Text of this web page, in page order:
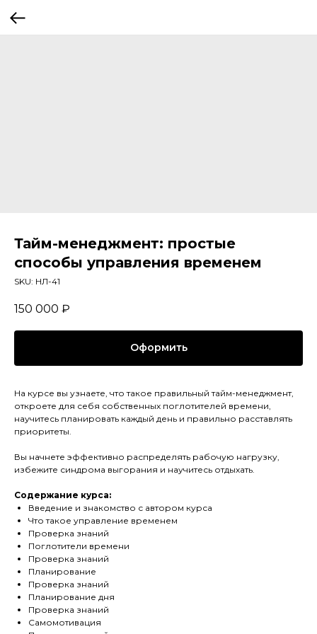
Тайм-менеджмент: простые
способы управления временем
SKU: НЛ-41
150 000 ₽
Оформить
На курсе вы узнаете, что такое правильный тайм-менеджмент,
откроете для себя собственных поглотителей времени,
научитесь планировать каждый день и правильно расставлять
приоритеты.
Вы начнете эффективно распределять рабочую нагрузку,
избежите синдрома выгорания и научитесь отдыхать.
Содержание курса:
Введение и знакомство с автором курса
Что такое управление временем
Проверка знаний
Поглотители времени
Проверка знаний
Планирование
Проверка знаний
Планирование дня
Проверка знаний
Самомотивация